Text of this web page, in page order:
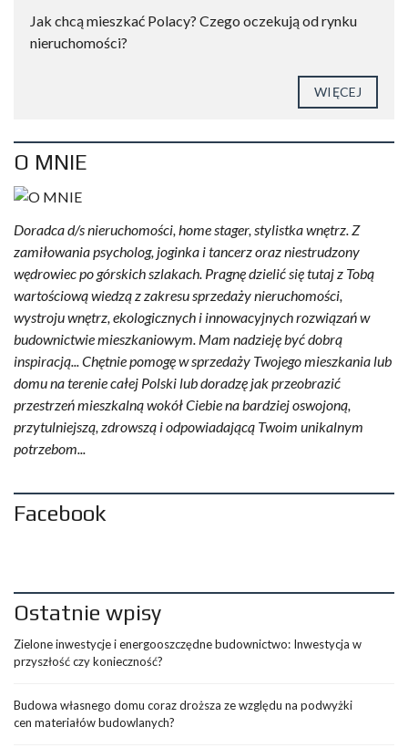
Jak chcą mieszkać Polacy? Czego oczekują od rynku
nieruchomości?
WIĘCEJ
O MNIE
Doradca d/s nieruchomości, home stager, stylistka wnętrz. Z
zamiłowania psycholog, joginka i tancerz oraz niestrudzony
wędrowiec po górskich szlakach. Pragnę dzielić się tutaj z Tobą
wartościową wiedzą z zakresu sprzedaży nieruchomości,
wystroju wnętrz, ekologicznych i innowacyjnych rozwiązań w
budownictwie mieszkaniowym. Mam nadzieję być dobrą
inspiracją... Chętnie pomogę w sprzedaży Twojego mieszkania lub
domu na terenie całej Polski lub doradzę jak przeobrazić
przestrzeń mieszkalną wokół Ciebie na bardziej oswojoną,
przytulniejszą, zdrowszą i odpowiadającą Twoim unikalnym
potrzebom...
Facebook
Ostatnie wpisy
Zielone inwestycje i energooszczędne budownictwo: Inwestycja w
przyszłość czy konieczność?
Budowa własnego domu coraz droższa ze względu na podwyżki
cen materiałów budowlanych?